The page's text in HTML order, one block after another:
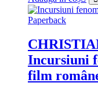
Paperback
Incursiuni
film